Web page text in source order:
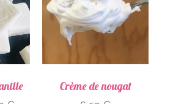
Crème de nougat